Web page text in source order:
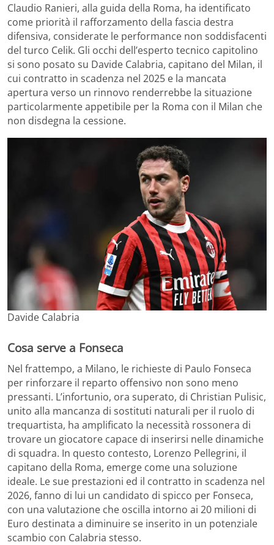
Claudio Ranieri, alla guida della Roma, ha identificato
come priorità il rafforzamento della fascia destra
difensiva, considerate le performance non soddisfacenti
del turco Celik. Gli occhi dell’esperto tecnico capitolino
si sono posato su Davide Calabria, capitano del Milan, il
cui contratto in scadenza nel 2025 e la mancata
apertura verso un rinnovo renderrebbe la situazione
particolarmente appetibile per la Roma con il Milan che
non disdegna la cessione.
Davide Calabria
Cosa serve a Fonseca
Nel frattempo, a Milano, le richieste di Paulo Fonseca
per rinforzare il reparto offensivo non sono meno
pressanti. L’infortunio, ora superato, di Christian Pulisic,
unito alla mancanza di sostituti naturali per il ruolo di
trequartista, ha amplificato la necessità rossonera di
trovare un giocatore capace di inserirsi nelle dinamiche
di squadra. In questo contesto, Lorenzo Pellegrini, il
capitano della Roma, emerge come una soluzione
ideale. Le sue prestazioni ed il contratto in scadenza nel
2026, fanno di lui un candidato di spicco per Fonseca,
con una valutazione che oscilla intorno ai 20 milioni di
Euro destinata a diminuire se inserito in un potenziale
scambio con Calabria stesso.